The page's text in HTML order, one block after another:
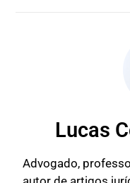
Lucas
Advogado,